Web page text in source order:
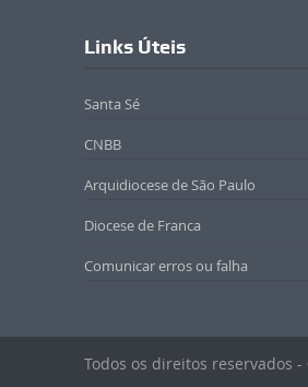
Links Úteis
Santa Sé
CNBB
Arquidiocese de São Paulo
Diocese de Franca
Comunicar erros ou falha
Todos os direitos reservados